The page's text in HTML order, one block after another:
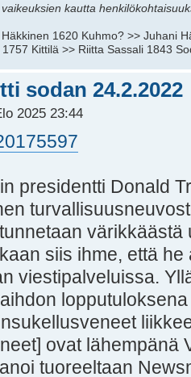
kautta
1620 Kuhmo? >> Juhani
Kittilä >> Riitta Sassali 1843
sodan 24.2.2022
2025 23:44
presidentti Donald
siis ihme, että
viestipalveluissa.
ovat lähempänä
tuoreeltaan